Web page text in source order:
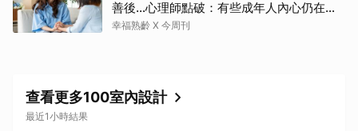
善後…心理師點破：有些成年人內心仍在等
待「媽媽」安撫
幸福熟齡 X 今周刊
查看更多100室內設計
最近1小時結果